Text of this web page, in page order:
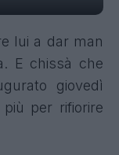
lui a dar man
E chissà che
giovedì
per rifiorire